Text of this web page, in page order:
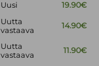
Uusi
19.90€
Uutta
vastaava
14.90€
Uutta
vastaava
11.90€